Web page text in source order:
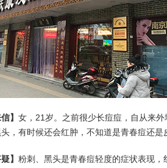
】 女，21岁。之前很少长痘痘，自从来
，有时候还会红肿，不知道是青春痘还是
】 粉刺、黑头是青春痘轻度的症状表现